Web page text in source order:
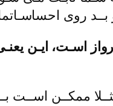
روی
ایـن یعنـی
ممکــن اســت